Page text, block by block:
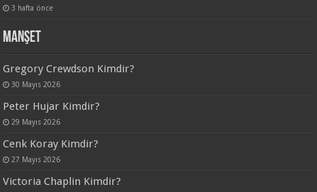
3 hafta önce
Manşet
Gregory Crewdson Kimdir?
30 Mayıs 2026
Peter Hujar Kimdir?
29 Mayıs 2026
Cenk Koray Kimdir?
27 Mayıs 2026
Victoria Chaplin Kimdir?